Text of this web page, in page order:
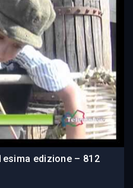
edizione – 812